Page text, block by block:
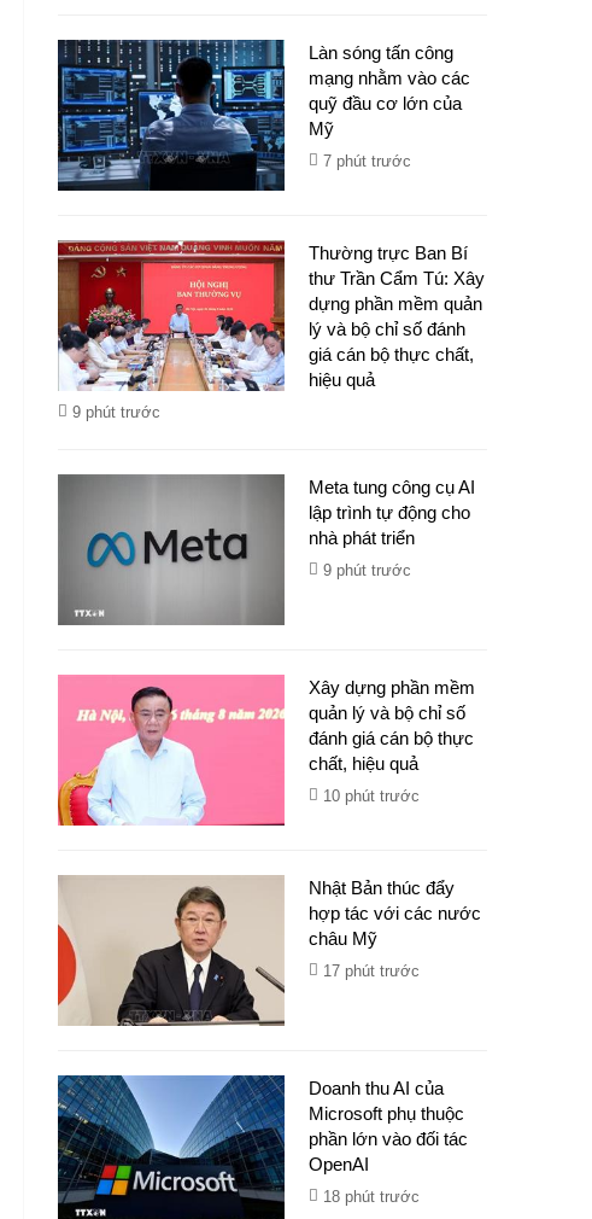
Làn sóng tấn công
mạng nhằm vào các
quỹ đầu cơ lớn của
Mỹ
7 phút trước
Thường trực Ban Bí
thư Trần Cẩm Tú: Xây
dựng phần mềm quản
lý và bộ chỉ số đánh
giá cán bộ thực chất,
hiệu quả
9 phút trước
Meta tung công cụ AI
lập trình tự động cho
nhà phát triển
9 phút trước
Xây dựng phần mềm
quản lý và bộ chỉ số
đánh giá cán bộ thực
chất, hiệu quả
10 phút trước
Nhật Bản thúc đẩy
hợp tác với các nước
châu Mỹ
17 phút trước
Doanh thu AI của
Microsoft phụ thuộc
phần lớn vào đối tác
OpenAI
18 phút trước